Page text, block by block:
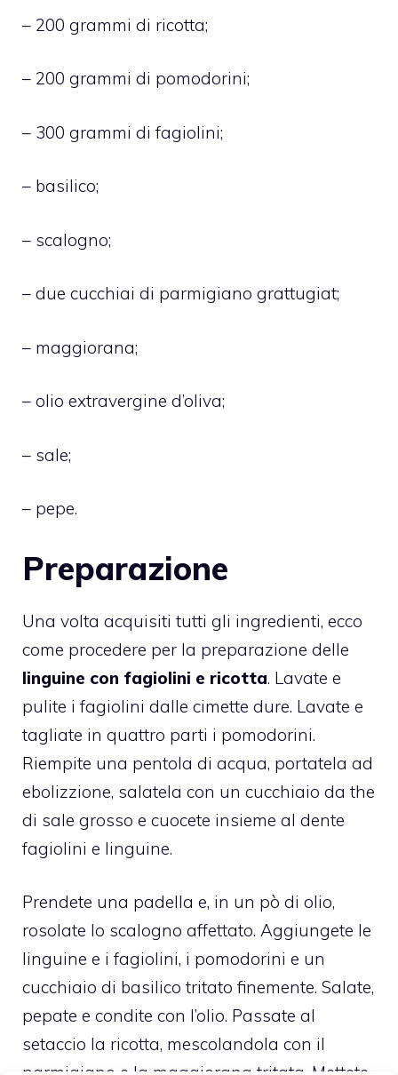
– 200 grammi di ricotta;
– 200 grammi di pomodorini;
– 300 grammi di fagiolini;
– basilico;
– scalogno;
– due cucchiai di parmigiano grattugiat;
– maggiorana;
– olio extravergine d’oliva;
– sale;
– pepe.
Preparazione
Una volta acquisiti tutti gli ingredienti, ecco
come procedere per la preparazione delle
linguine con fagiolini e ricotta. Lavate e
pulite i fagiolini dalle cimette dure. Lavate e
tagliate in quattro parti i pomodorini.
Riempite una pentola di acqua, portatela ad
ebolizzione, salatela con un cucchiaio da the
di sale grosso e cuocete insieme al dente
fagiolini e linguine.
Prendete una padella e, in un pò di olio,
rosolate lo scalogno affettato. Aggiungete le
linguine e i fagiolini, i pomodorini e un
cucchiaio di basilico tritato finemente. Salate,
pepate e condite con l’olio. Passate al
setaccio la ricotta, mescolandola con il